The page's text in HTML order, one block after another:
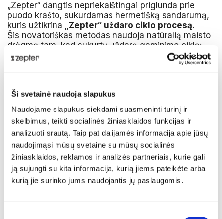
Ši svetainė naudoja slapukus
Naudojame slapukus siekdami suasmeninti turinį ir
skelbimus, teikti socialinės žiniasklaidos funkcijas ir
analizuoti srautą. Taip pat dalijamės informacija apie jūsų
naudojimąsi mūsų svetaine su mūsų socialinės
žiniasklaidos, reklamos ir analizės partneriais, kurie gali
ją sujungti su kita informacija, kurią jiems pateikėte arba
kurią jie surinko jums naudojantis jų paslaugomis.
„Zepter“ dangtis nepriekaištingai priglunda prie
puodo krašto, sukurdamas hermetišką sandarumą,
kuris užtikrina „Zepter“ uždaro ciklo procesą.
Šis novatoriškas metodas naudoja natūralią maisto
drėgmę tam, kad sukurtų uždarą gaminimo ciklą:
garai kyla, kondensuojasi ant vėsesnio dangčio
paviršiaus ir vėl laša atgal į puodą.
geresnis skonis ir tobulai paruošti patiekalai be
vandens, riebalų ar aukštos temperatūros.
Šis unikalus procesas išsaugo natūralią maisto
vertę ir skatina sveikesnį gyvenimo būdą.
„Zepter šilumą kaupiantis dugnas“ (ZAC) -
patentuota technologija